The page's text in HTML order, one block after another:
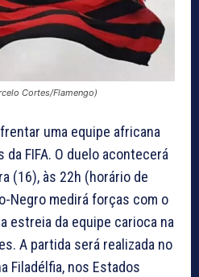
Cortes/Flamengo)
uma equipe africana
FIFA. O duelo acontecerá
(16), às 22h (horário de
Negro medirá forças com o
estreia da equipe carioca na
A partida será realizada no
Filadélfia, nos Estados